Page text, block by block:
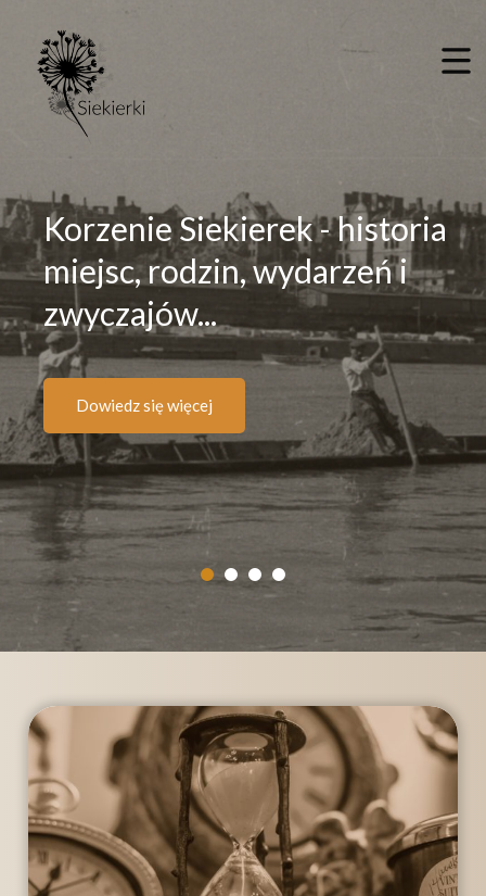
Korzenie Siekierek - historia
miejsc,rodzin, wydarzeń i
zwyczajów...
Dowiedz się więcej